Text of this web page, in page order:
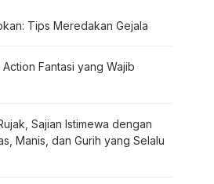
Tips Meredakan Gejala
Fantasi yang Wajib
Sajian Istimewa dengan
Manis, dan Gurih yang Selalu